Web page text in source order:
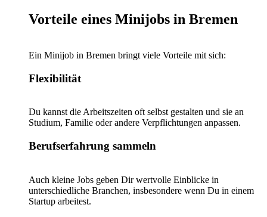
Vorteile eines Minijobs in Bremen
Ein Minijob in Bremen bringt viele Vorteile mit sich:
Flexibilität
Du kannst die Arbeitszeiten oft selbst gestalten und sie an
Studium, Familie oder andere Verpflichtungen anpassen.
Berufserfahrung sammeln
Auch kleine Jobs geben Dir wertvolle Einblicke in
unterschiedliche Branchen, insbesondere wenn Du in einem
Startup arbeitest.